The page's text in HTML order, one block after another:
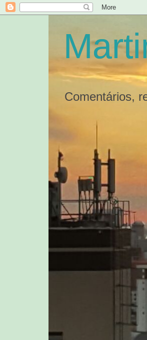
Comentários,